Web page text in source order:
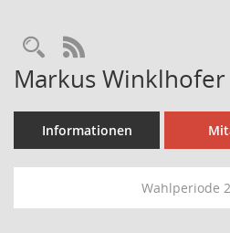
Rechercheauswahl
RSS-Feed
Markus Winklhofer
Informationen
Wahlperiode